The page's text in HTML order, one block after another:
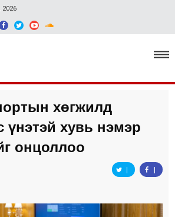
2026
Улс төр, эдийн засаг
Гэмт хэрэг
Нийгэм, соёл
Easy news
хөгжилд
үнэтэй хувь нэмэр
онцоллоо